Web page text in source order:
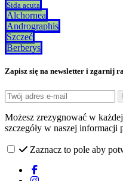
Sida acuta
Alchornea
Andrographis
Szczeć
Berberys
Zapisz się na newsletter i zgarnij
Możesz zrezygnować w
szczegóły w naszej informacji
Zaznacz to pole aby